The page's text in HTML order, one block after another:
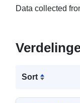
Data collected
Sort